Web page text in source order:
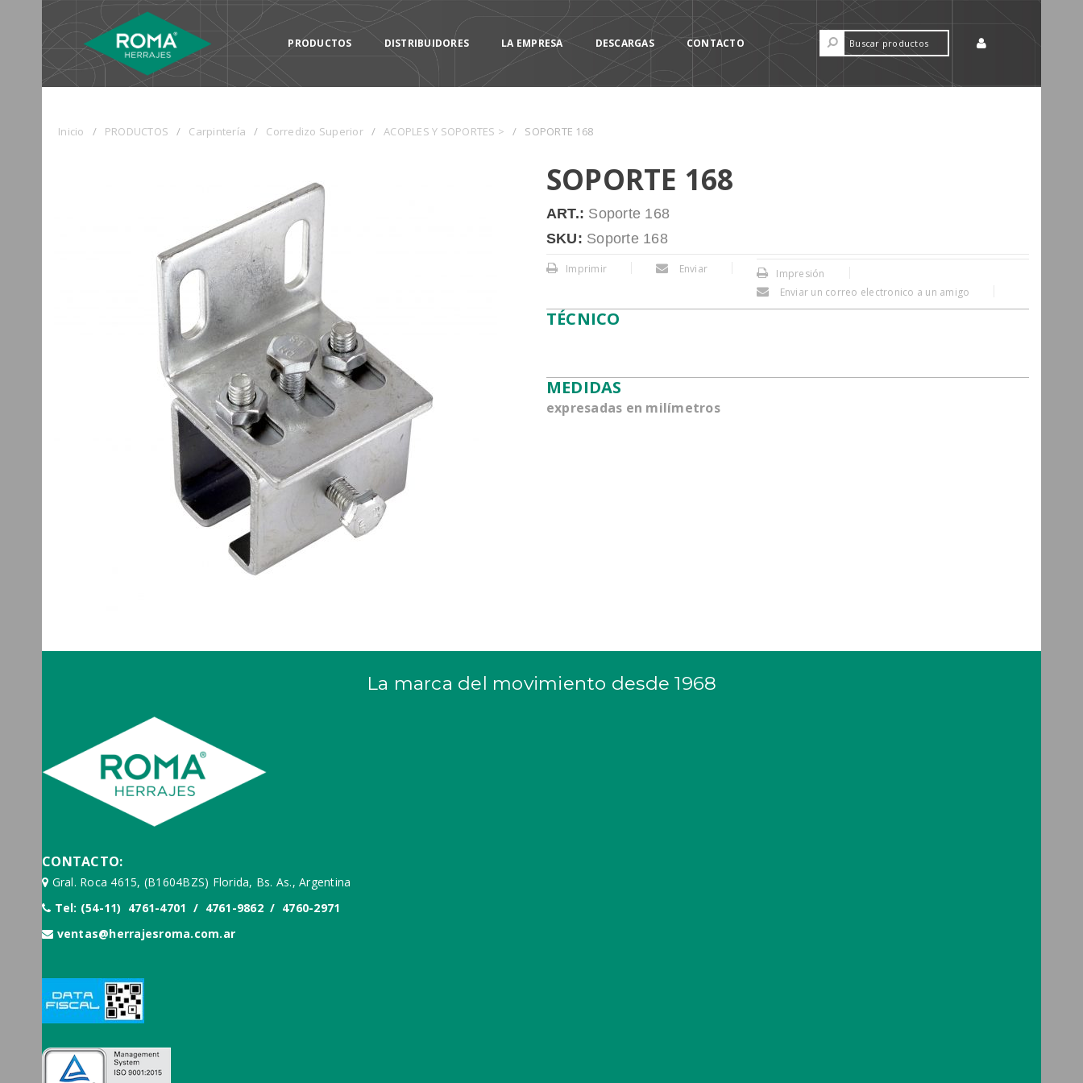
PRODUCTOS DISTRIBUIDORES LA EMPRESA DESCARGAS CONTACTO
Inicio / PRODUCTOS / Carpintería / Corredizo Superior / ACOPLES Y SOPORTES > / SOPORTE 168
SOPORTE 168
ART.: Soporte 168
SKU: Soporte 168
Imprimir Enviar
Impresión
Enviar un correo electronico a un amigo
TÉCNICO
MEDIDAS
expresadas en milímetros
La marca del movimiento desde 1968
CONTACTO:
Gral. Roca 4615, (B1604BZS) Florida, Bs. As., Argentina
Tel: (54-11) 4761-4701 / 4761-9862 / 4760-2971
ventas@herrajesroma.com.ar